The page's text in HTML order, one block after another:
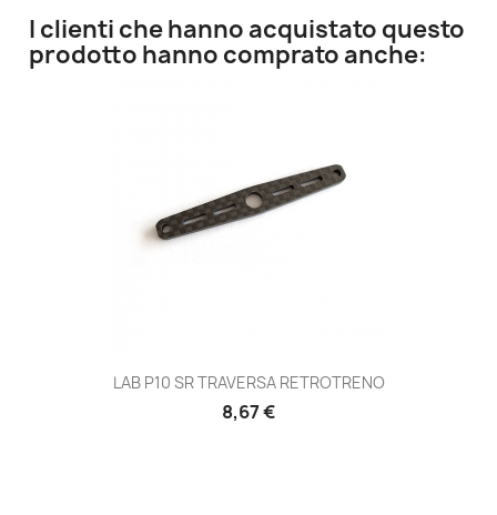
I clienti che hanno acquistato questo
prodotto hanno comprato anche:
LAB P10 SR TRAVERSA RETROTRENO
8,67 €